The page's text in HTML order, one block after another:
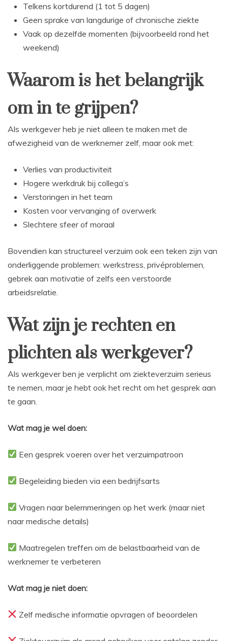
Telkens kortdurend (1 tot 5 dagen)
Geen sprake van langdurige of chronische ziekte
Vaak op dezelfde momenten (bijvoorbeeld rond het
weekend)
Waarom is het belangrijk
om in te grijpen?
Als werkgever heb je niet alleen te maken met de
afwezigheid van de werknemer zelf, maar ook met:
Verlies van productiviteit
Hogere werkdruk bij collega’s
Verstoringen in het team
Kosten voor vervanging of overwerk
Slechtere sfeer of moraal
Bovendien kan structureel verzuim ook een teken zijn van
onderliggende problemen: werkstress, privéproblemen,
gebrek aan motivatie of zelfs een verstoorde
arbeidsrelatie.
Wat zijn je rechten en
plichten als werkgever?
Als werkgever ben je verplicht om ziekteverzuim serieus
te nemen, maar je hebt ook het recht om het gesprek aan
te gaan.
Wat mag je wel doen:
Een gesprek voeren over het verzuimpatroon
Begeleiding bieden via een bedrijfsarts
Vragen naar belemmeringen op het werk (maar niet
naar medische details)
Maatregelen treffen om de belastbaarheid van de
werknemer te verbeteren
Wat mag je niet doen:
Zelf medische informatie opvragen of beoordelen